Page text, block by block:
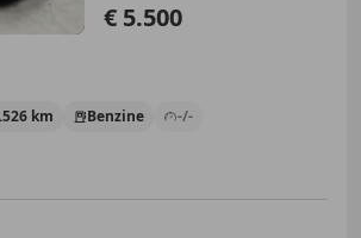
€ 5.500
km Benzine -/-